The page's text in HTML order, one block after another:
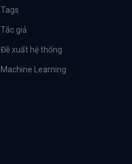
Tags
Tác giả
Đề xuất hệ thống
Machine Learning